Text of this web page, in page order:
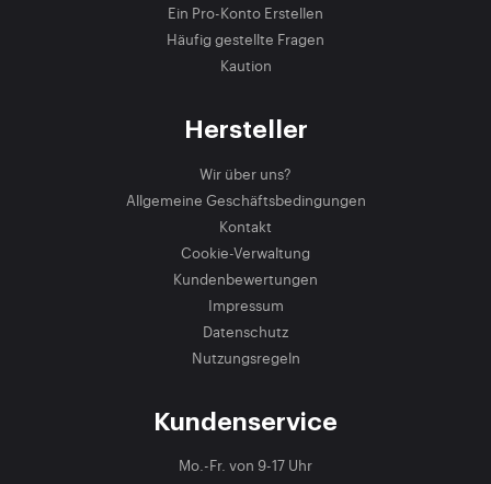
Ein Pro-Konto Erstellen
Häufig gestellte Fragen
Kaution
Hersteller
Wir über uns?
Allgemeine Geschäftsbedingungen
Kontakt
Cookie-Verwaltung
Kundenbewertungen
Impressum
Datenschutz
Nutzungsregeln
Kundenservice
Mo.-Fr. von 9-17 Uhr